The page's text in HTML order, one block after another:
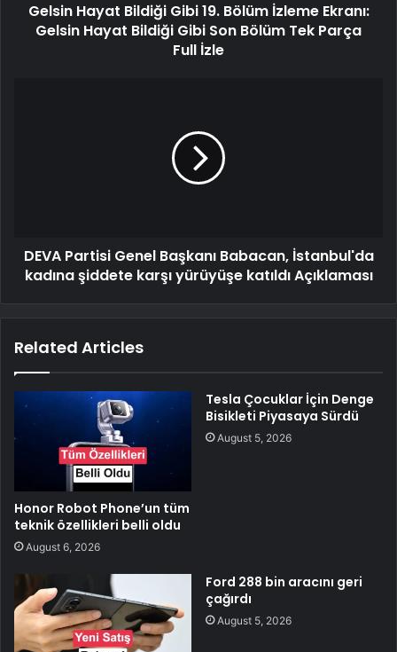
Gelsin Hayat Bildiği Gibi 19. Bölüm İzleme Ekranı:
Gelsin Hayat Bildiği Gibi Son Bölüm Tek Parça
Full İzle
DEVA Partisi Genel Başkanı Babacan, İstanbul'da
kadına şiddete karşı yürüyüşe katıldı Açıklaması
Related Articles
Honor Robot Phone’un tüm
teknik özellikleri belli oldu
August 6, 2026
Tesla Çocuklar İçin Denge
Bisikleti Piyasaya Sürdü
August 5, 2026
Ford 288 bin aracını geri
çağırdı
August 5, 2026